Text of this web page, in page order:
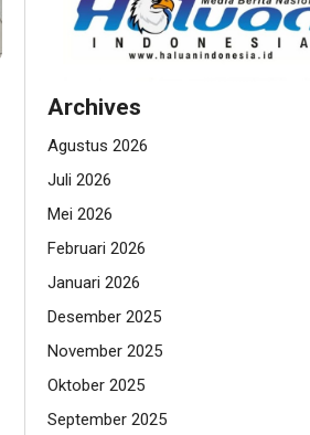
Archives
Agustus 2026
Juli 2026
Mei 2026
Februari 2026
Januari 2026
Desember 2025
November 2025
Oktober 2025
September 2025